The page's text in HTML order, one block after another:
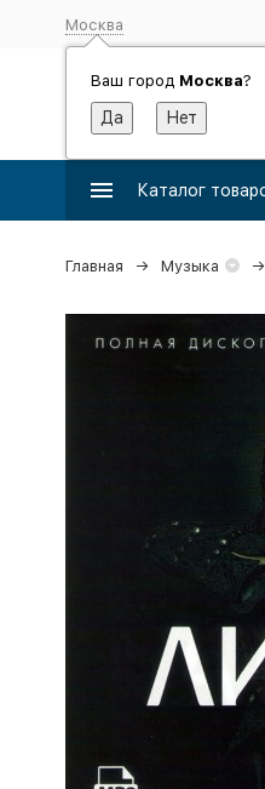
Москва
Ваш город Москва?
Каталог
Главная Музыка